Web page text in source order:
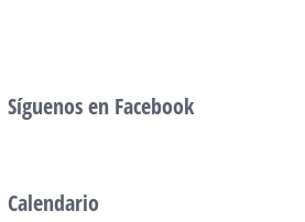
Síguenos en Facebook
Calendario